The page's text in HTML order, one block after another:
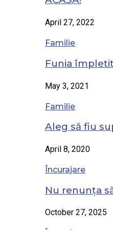
April 27, 2022
Familie
Funia
May 3, 2021
Familie
Aleg să fiu
April 8, 2020
Încurajare
Nu renunța
October 27, 2025